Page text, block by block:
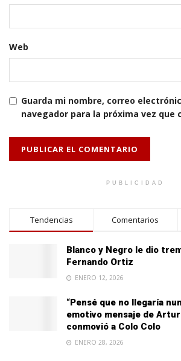
Web
Guarda mi nombre, correo
navegador para la próxima vez que
PUBLICIDAD
Tendencias Comentarios
Blanco y Negro le dio
Fernando Ortiz
ENERO 12, 2026
“Pensé que no llegaría
emotivo mensaje de
conmovió a Colo Colo
ENERO 28, 2026